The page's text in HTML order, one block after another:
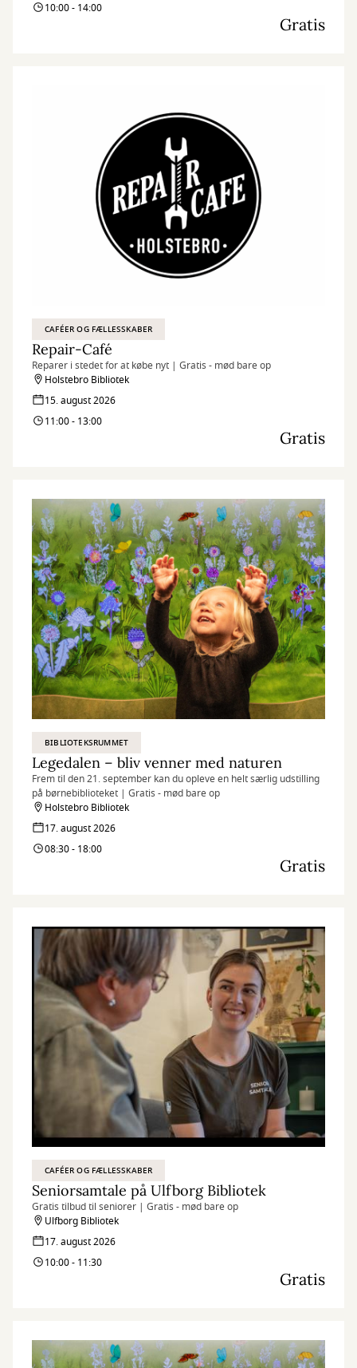
10:00 - 14:00
Gratis
CAFÉER OG FÆLLESSKABER
Repair-Café
Reparer i stedet for at købe nyt | Gratis - mød bare op
Holstebro Bibliotek
15. august 2026
11:00 - 13:00
Gratis
BIBLIOTEKSRUMMET
Legedalen – bliv venner med naturen
Frem til den 21. september kan du opleve en helt særlig udstilling
på børnebiblioteket | Gratis - mød bare op
Holstebro Bibliotek
17. august 2026
08:30 - 18:00
Gratis
CAFÉER OG FÆLLESSKABER
Seniorsamtale på Ulfborg Bibliotek
Gratis tilbud til seniorer | Gratis - mød bare op
Ulfborg Bibliotek
17. august 2026
10:00 - 11:30
Gratis